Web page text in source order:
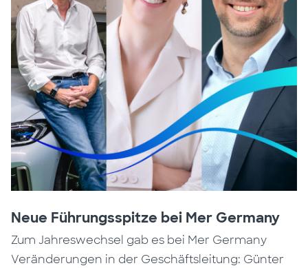
Neue Führungsspitze bei Mer Germany
Zum Jahreswechsel gab es bei Mer Germany
Veränderungen in der Geschäftsleitung: Günter